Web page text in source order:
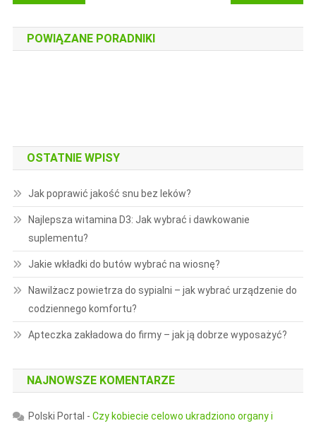
wpisu
POWIĄZANE PORADNIKI
OSTATNIE WPISY
Jak poprawić jakość snu bez leków?
Najlepsza witamina D3: Jak wybrać i dawkowanie
suplementu?
Jakie wkładki do butów wybrać na wiosnę?
Nawilżacz powietrza do sypialni – jak wybrać urządzenie do
codziennego komfortu?
Apteczka zakładowa do firmy – jak ją dobrze wyposażyć?
NAJNOWSZE KOMENTARZE
Polski Portal - Czy kobiecie celowo ukradziono organy i